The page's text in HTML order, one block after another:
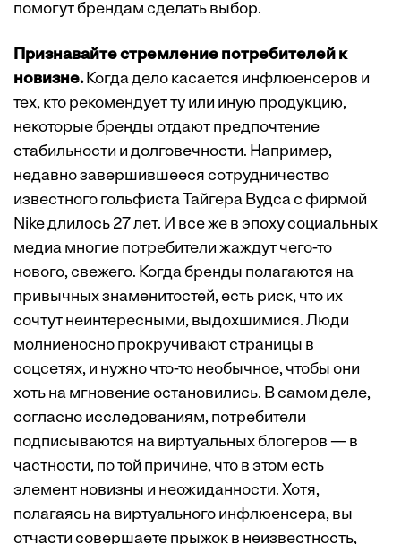
помогут брендам сделать выбор.
Признавайте стремление потребителей к
новизне.Когда дело касается инфлюенсеров и
тех, кто рекомендует ту или иную продукцию,
некоторые бренды отдают предпочтение
стабильности и долговечности. Например,
недавно завершившееся сотрудничество
известного гольфиста Тайгера Вудса с фирмой
Nike длилось 27 лет. И все же в эпоху социальных
медиа многие потребители жаждут чего-то
нового, свежего. Когда бренды полагаются на
привычных знаменитостей, есть риск, что их
сочтут неинтересными, выдохшимися. Люди
молниеносно прокручивают страницы в
соцсетях, и нужно что-то необычное, чтобы они
хоть на мгновение остановились. В самом деле,
согласно исследованиям, потребители
подписываются на виртуальных блогеров — в
частности, по той причине, что в этом есть
элемент новизны и неожиданности. Хотя,
полагаясь на виртуального инфлюенсера, вы
отчасти совершаете прыжок в неизвестность,